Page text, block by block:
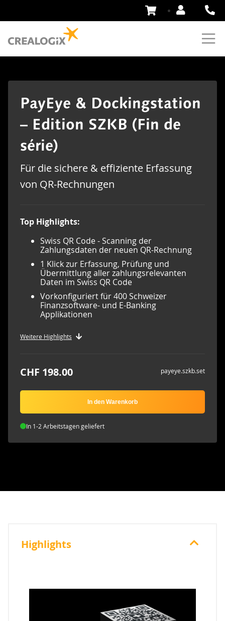
Zum
Inhalt
PayEye & Dockingstation
– Edition SZKB (Fin de
série)
Für die sichere & effiziente Erfassung
von QR-Rechnungen
Top Highlights:
Swiss QR Code - Scanning der
Zahlungsdaten der neuen QR-Rechnung
1 Klick zur Erfassung, Prüfung und
Übermittlung aller zahlungsrelevanten
Daten im Swiss QR Code
Vorkonfiguriert für 400 Schweizer
Finanzsoftware- und E-Banking
Applikationen
Weitere Highlights
CHF 198.00 payeye.szkb.set
In den Warenkorb
In 1-2 Arbeitstagen geliefert
Highlights